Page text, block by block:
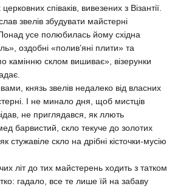
співаків, вивезених з Візантії.
звелів збудувати майстерні
усе полюбилась йому східна
оздобні «полив’яні плити» та
камінню склом вишиває», візерунки
князь звелів недалеко від власних
І не минало дня, щоб мистців
не приглядався, як ллють
барвистий, скло текуче до золотих
стужавіле скло на дрібні кісточки-мусію
літ до тих майстерень ходить з татком
гадало, все те лише їй на забаву